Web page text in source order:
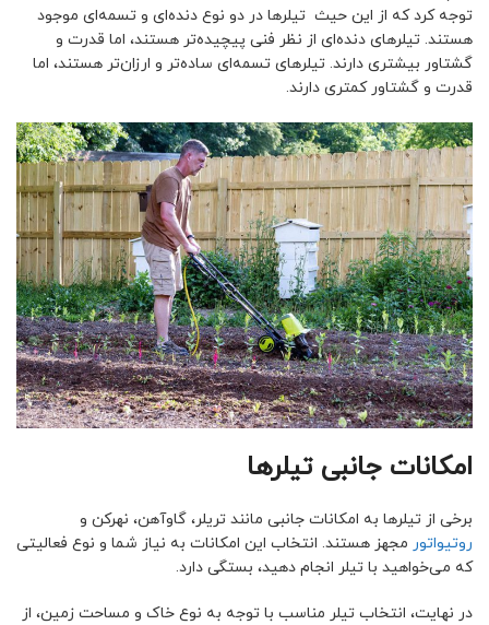
توجه کرد که از این حیث تیلرها در دو نوع دنده‌ای و تسمه‌ای موجود
هستند. تیلرهای دنده‌ای از نظر فنی پیچیده‌تر هستند، اما قدرت و
گشتاور بیشتری دارند. تیلرهای تسمه‌ای ساده‌تر و ارزان‌تر هستند، اما
قدرت و گشتاور کمتری دارند.
امکانات جانبی تیلرها
برخی از تیلرها به امکانات جانبی مانند تریلر، گاوآهن، نهرکن و
روتیواتور مجهز هستند. انتخاب این امکانات به نیاز شما و نوع فعالیتی
که می‌خواهید با تیلر انجام دهید، بستگی دارد.
در نهایت، انتخاب تیلر مناسب با توجه به نوع خاک و مساحت زمین، از